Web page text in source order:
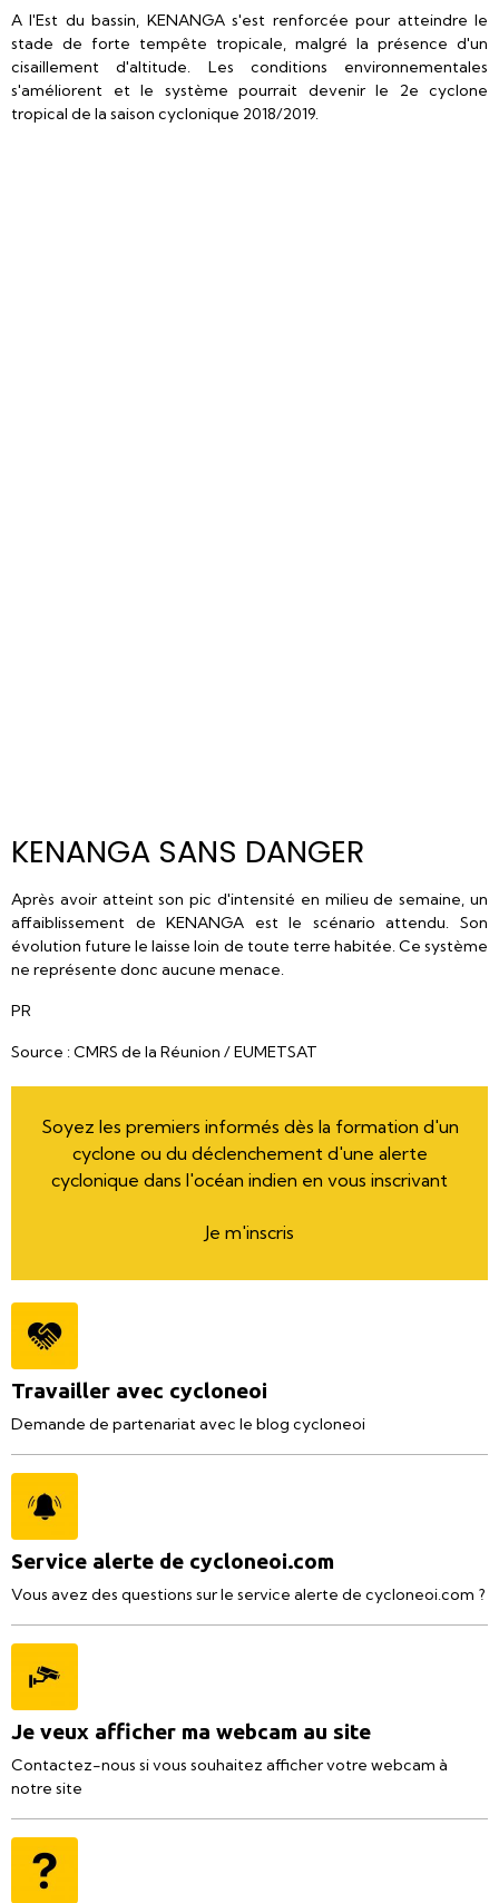
A l'Est du bassin, KENANGA s'est renforcée pour atteindre le
stade de forte tempête tropicale, malgré la présence d'un
cisaillement d'altitude. Les conditions environnementales
s'améliorent et le système pourrait devenir le 2e cyclone
tropical de la saison cyclonique 2018/2019.
KENANGA SANS DANGER
Après avoir atteint son pic d'intensité en milieu de semaine, un
affaiblissement de KENANGA est le scénario attendu. Son
évolution future le laisse loin de toute terre habitée. Ce système
ne représente donc aucune menace.
PR
Source : CMRS de la Réunion / EUMETSAT
Soyez les premiers informés dès la formation d'un
cyclone ou du déclenchement d'une alerte
cyclonique dans l'océan indien en vous inscrivant
Je m'inscris
Travailler avec cycloneoi
Demande de partenariat avec le blog cycloneoi
Service alerte de cycloneoi.com
Vous avez des questions sur le service alerte de cycloneoi.com ?
Je veux afficher ma webcam au site
Contactez-nous si vous souhaitez afficher votre webcam à
notre site